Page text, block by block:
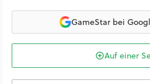
GameStar bei
Auf einer